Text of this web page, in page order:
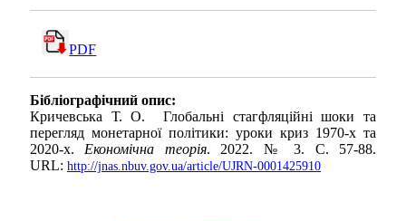
PDF
Бібліографічний опис:
Кричевська Т. О. Глобальні стагфляційні шоки та
перегляд монетарної політики: уроки криз 1970-х та
2020-х.Економічна теорія. 2022. № 3. С. 57-88.
URL: http://jnas.nbuv.gov.ua/article/UJRN-0001425910